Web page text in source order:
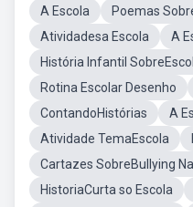
A Escola
Poemas
Atividadesa Escola
A
História Infantil
Rotina Escolar Desenho
ContandoHistórias
A
Atividade TemaEscola
Cartazes SobreBullying
HistoriaCurta so Escola